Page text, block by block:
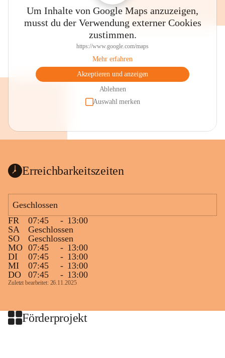
Um Inhalte von Google Maps anzuzeigen,
musst du der Verwendung externer Cookies
zustimmen.
https://www.google.com/maps
Mehr erfahren
Akzeptieren und anzeigen
Ablehnen
Auswahl merken
Erreichbarkeitszeiten
Geschlossen
FR
07:45 - 13:00
SA
Geschlossen
SO
Geschlossen
MO 07:45 - 13:00
DI
07:45 - 13:00
MI
07:45 - 13:00
DO
07:45 - 13:00
Zuletzt bearbeitet: 26.11.2025
Förderprojekt